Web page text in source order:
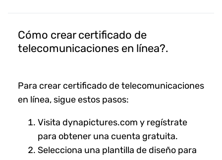
Cómo crear certificado de
telecomunicaciones en línea?.
Para crear certificado de telecomunicaciones
en línea, sigue estos pasos:
Visita dynapictures.com y regístrate
para obtener una cuenta gratuita.
Selecciona una plantilla de diseño para